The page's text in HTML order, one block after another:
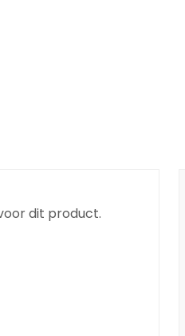
dit product.